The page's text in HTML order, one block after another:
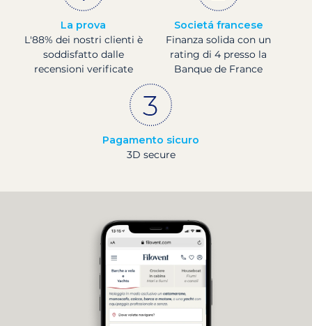
La prova
L'88% dei nostri clienti è
soddisfatto dalle
recensioni verificate
Societá francese
Finanza solida con un
rating di 4 presso la
Banque de France
Pagamento sicuro
3D secure